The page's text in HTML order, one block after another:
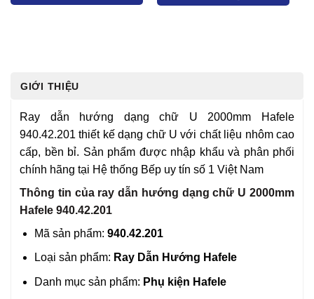
GIỚI THIỆU
Ray dẫn hướng dạng chữ U 2000mm Hafele
940.42.201 thiết kế dạng chữ U với chất liệu nhôm cao
cấp, bền bỉ. Sản phẩm được nhập khẩu và phân phối
chính hãng tại Hệ thống Bếp uy tín số 1 Việt Nam
Thông tin của ray dẫn hướng dạng chữ U 2000mm
Hafele 940.42.201
Mã sản phẩm: 940.42.201
Loại sản phẩm: Ray Dẫn Hướng Hafele
Danh mục sản phẩm: Phụ kiện Hafele